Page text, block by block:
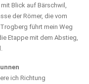
Blick auf Bärschwil,
der Römer, die vom
führt mein Weg
Etappe mit dem Abstieg,
ich Richtung